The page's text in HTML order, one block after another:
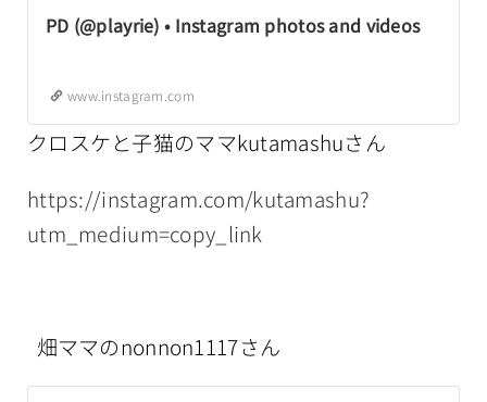
PD (@playrie) • Instagram photos and videos
www.instagram.com
クロスケと子猫のママkutamashuさん
https://instagram.com/kutamashu?
utm_medium=copy_link
畑ママのnonnon1117さん